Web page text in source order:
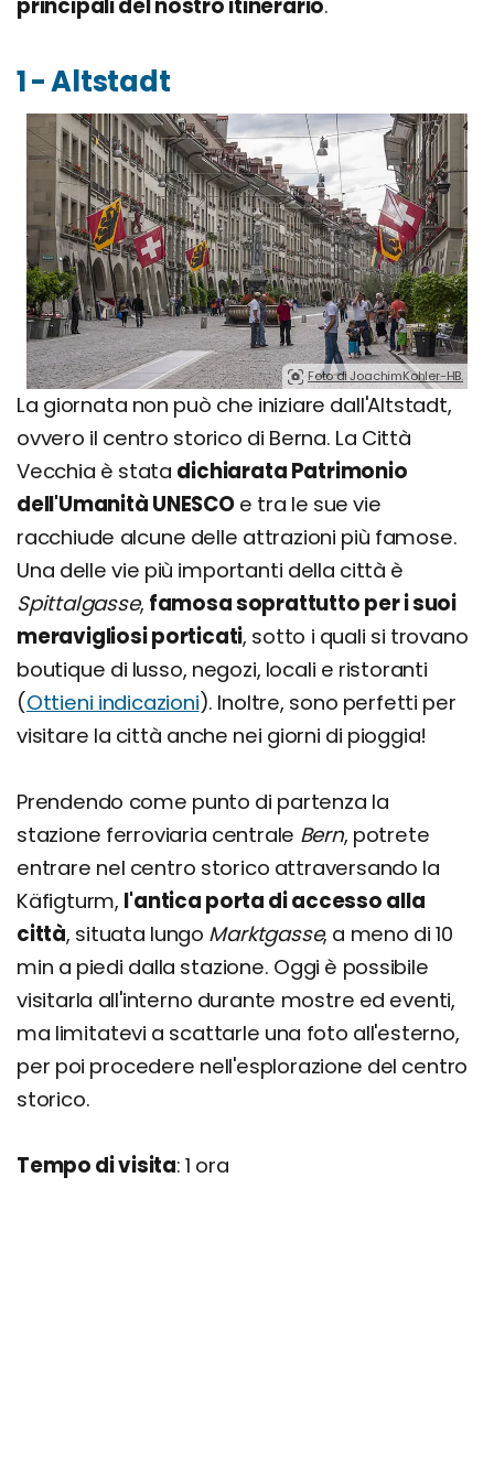
principali del nostro itinerario.
1 - Altstadt
Foto di JoachimKohler-HB.
La giornata non può che iniziare dall'Altstadt,
ovvero il centro storico di Berna. La Città
Vecchia è stata dichiarata Patrimonio
dell'Umanità UNESCOe tra le sue vie
racchiude alcune delle attrazioni più famose.
Una delle vie più importanti della città è
Spittalgasse, famosa soprattutto per i suoi
meravigliosi porticati, sotto i quali si trovano
boutique di lusso, negozi, locali e ristoranti
(Ottieni indicazioni). Inoltre, sono perfetti per
visitare la città anche nei giorni di pioggia!
Prendendo come punto di partenza la
stazione ferroviaria centrale Bern, potrete
entrare nel centro storico attraversando la
Käfigturm, l'antica porta di accesso alla
città, situata lungo Marktgasse, a meno di 10
min a piedi dalla stazione. Oggi è possibile
visitarla all'interno durante mostre ed eventi,
ma limitatevi a scattarle una foto all'esterno,
per poi procedere nell'esplorazione del centro
storico.
Tempo di visita: 1 ora